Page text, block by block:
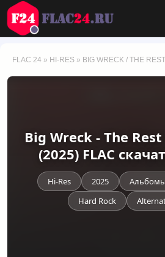
FLAC 24 » HI-RES » BIG WRECK / THE
Big Wreck - The
(2025) FLAC
Hi-Res 2025 Альбомы
Hard Rock